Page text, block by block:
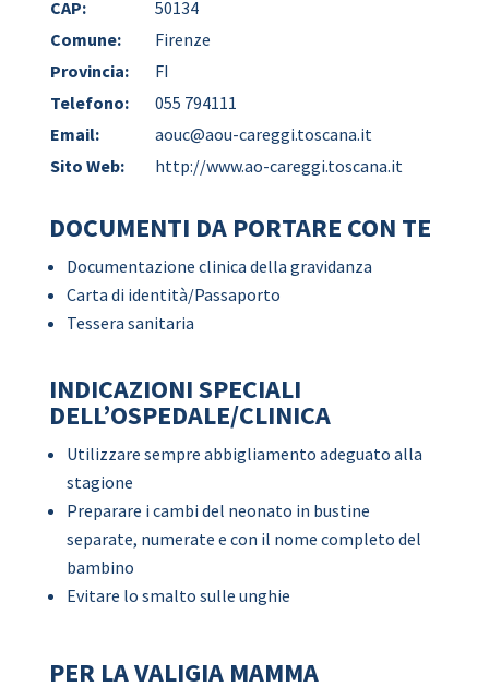
CAP:
50134
Comune:
Firenze
Provincia:
FI
Telefono:
055 794111
Email:
aouc@aou-careggi.toscana.it
Sito Web:
http://www.ao-careggi.toscana.it
DOCUMENTI DA PORTARE CON TE
Documentazione clinica della gravidanza
Carta di identità/Passaporto
Tessera sanitaria
INDICAZIONI SPECIALI
DELL’OSPEDALE/CLINICA
Utilizzare sempre abbigliamento adeguato alla
stagione
Preparare i cambi del neonato in bustine
separate, numerate e con il nome completo del
bambino
Evitare lo smalto sulle unghie
PER LA VALIGIA MAMMA